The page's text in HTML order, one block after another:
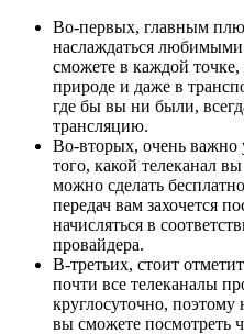
Во-первых, главным
наслаждаться
сможете в каждой
природе и даже в
где бы вы ни были,
трансляцию.
Во-вторых, очень важно
того, какой телеканал
можно сделать
передач вам захочется
начисляться в
провайдера.
В-третьих, стоит
почти все телеканалы
круглосуточно, поэтому
вы сможете посмотреть